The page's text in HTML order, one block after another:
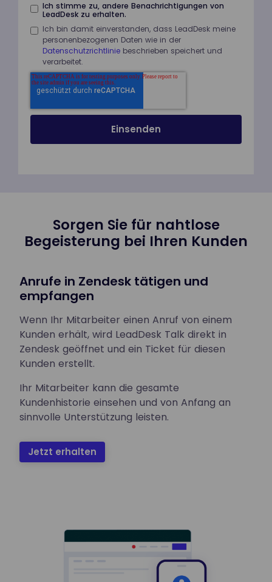
Ich stimme zu, andere Benachrichtigungen von
LeadDesk zu erhalten.
Ich bin damit einverstanden, dass LeadDesk meine
personenbezogenen Daten wie in der
Datenschutzrichtlinie beschrieben speichert und
verarbeitet.
Sorgen Sie für nahtlose
Begeisterung bei Ihren Kunden
Anrufe in Zendesk tätigen und
empfangen
Wenn Ihr Mitarbeiter einen Anruf von einem
Kunden erhält, wird LeadDesk Talk direkt in
Zendesk geöffnet und ein Ticket für diesen
Kunden erstellt.
Ihr Mitarbeiter kann die gesamte
Kundenhistorie einsehen und von Anfang an
sinnvolle Unterstützung leisten.
Jetzt erhalten